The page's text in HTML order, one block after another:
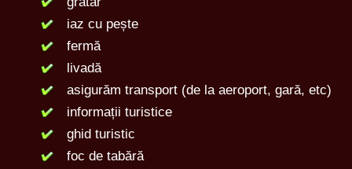
iaz cu pește
fermă
livadă
asigurăm transport (de la aeroport, gară, etc)
informații turistice
ghid turistic
foc de tabără